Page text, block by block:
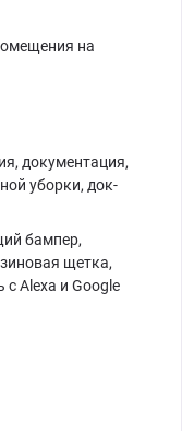
на
документация,
уборки, док-
бампер,
щетка,
с Alexa и Google